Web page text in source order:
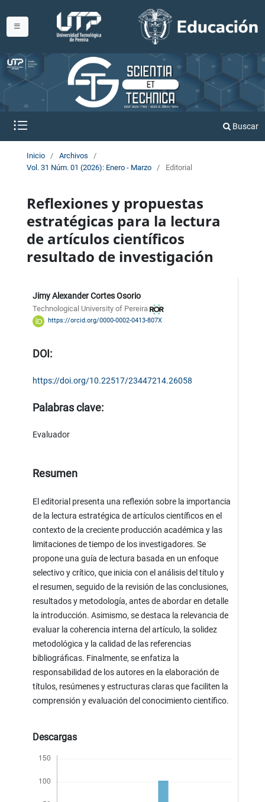
Buscar
Inicio / Archivos
/
Vol. 31 Núm. 01 (2026): Enero - Marzo
/ Editorial
Reflexiones y propuestas
estratégicas para la lectura
de artículos científicos
resultado de investigación
Jimy Alexander Cortes Osorio
Technological University of Pereira
https://orcid.org/0000-0002-0413-807X
DOI:
https://doi.org/10.22517/23447214.26058
Palabras clave:
Evaluador
Resumen
El editorial presenta una reflexión sobre la importancia
de la lectura estratégica de artículos científicos en el
contexto de la creciente producción académica y las
limitaciones de tiempo de los investigadores. Se
propone una guía de lectura basada en un enfoque
selectivo y crítico, que inicia con el análisis del título y
el resumen, seguido de la revisión de las conclusiones,
resultados y metodología, antes de abordar en detalle
la introducción. Asimismo, se destaca la relevancia de
evaluar la coherencia interna del artículo, la solidez
metodológica y la calidad de las referencias
bibliográficas. Finalmente, se enfatiza la
responsabilidad de los autores en la elaboración de
títulos, resúmenes y estructuras claras que faciliten la
comprensión y evaluación del conocimiento científico.
Descargas